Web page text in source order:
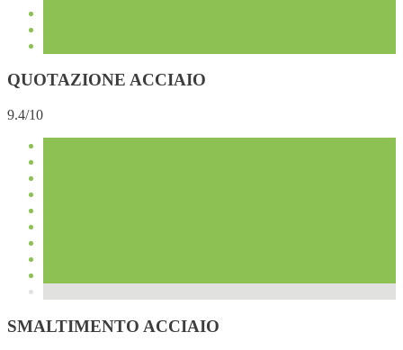
QUOTAZIONE ACCIAIO
9.4/10
SMALTIMENTO ACCIAIO